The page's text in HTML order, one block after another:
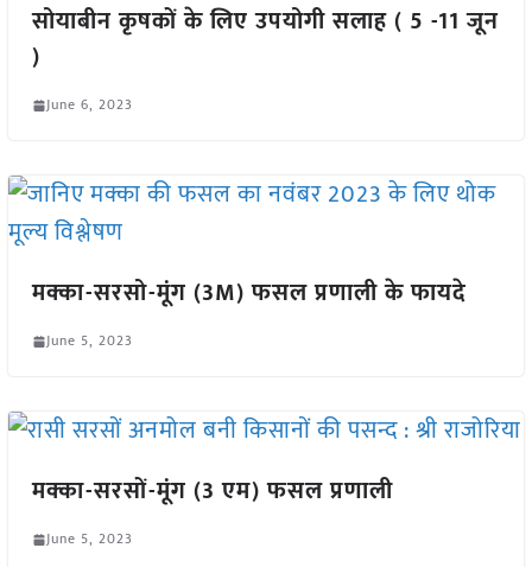
सोयाबीन कृषकों के लिए उपयोगी सलाह ( 5 -11 जून
)
June 6, 2023
मक्का-सरसो-मूंग (3M) फसल प्रणाली के फायदे
June 5, 2023
मक्का-सरसों-मूंग (3 एम) फसल प्रणाली
June 5, 2023